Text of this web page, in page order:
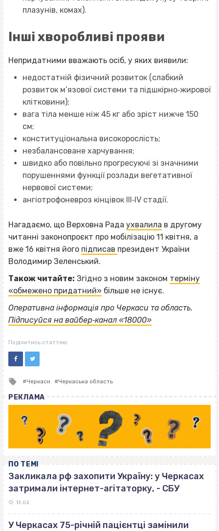
плазунів, комах).
Інші хворобливі прояви
Непридатними вважають осіб, у яких виявили:
недостатній фізичний розвиток (слабкий
розвиток м’язової системи та підшкірно‐жирової
клітковини);
вага тіла менше ніж 45 кг або зріст нижче 150
см;
конституціональна високорослість;
незбалансоване харчування;
швидко або повільно прогресуючі зі значними
порушеннями функції розлади вегетативної
нервової системи;
ангіотрофоневроз кінцівок III‐IV стадії.
Нагадаємо, що Верховна Рада ухвалила в другому
читанні законопроєкт про мобілізацію 11 квітня, а
вже 16 квітня його підписав президент України
Володимир Зеленський.
Також читайте: Згідно з новим законом терміну
«обмежено придатний» більше не існує.
Оперативна інформація про Черкаси та область.
Підписуйся на вайбер‐канал «18000»
Поділитись статтею
Tagged
Черкаси Черкаська область
РЕКЛАМА
ПО ТЕМІ
Закликала рф захопити Україну: у Черкасах
затримали інтернет-агітаторку, - СБУ
13:02
У Черкасах 75-річній пацієнтці замінили